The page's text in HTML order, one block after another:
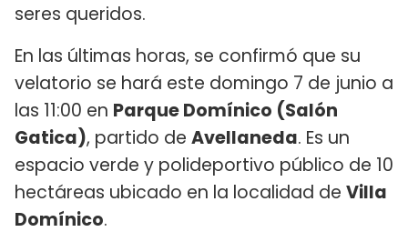
seres queridos.
En las últimas horas, se confirmó que su
velatorio se hará este domingo 7 de junio a
las 11:00 en Parque Domínico (Salón
Gatica), partido de Avellaneda. Es un
espacio verde y polideportivo público de 10
hectáreas ubicado en la localidad de Villa
Domínico.